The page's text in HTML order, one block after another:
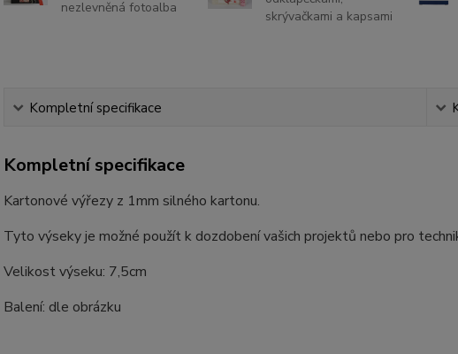
nezlevněná fotoalba
skrývačkami a kapsami
Kompletní specifikace
Kompletní specifikace
Kartonové výřezy z 1mm silného kartonu.
Tyto výseky je možné použít k dozdobení vašich projektů nebo pro
Velikost výseku: 7,5cm
Balení: dle obrázku